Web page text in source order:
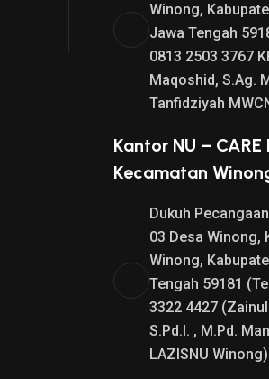
Winong,
Jawa Tengah
0813 2503 3767
Maqoshid, S.Ag.
Tanfidziyah
Kantor NU – CARE
Kecamatan
Dukuh
03 Desa Winong,
Winong,
Tengah 59181
3322 4427
S.Pd.I. , M.Pd.
LAZISNU Winong)